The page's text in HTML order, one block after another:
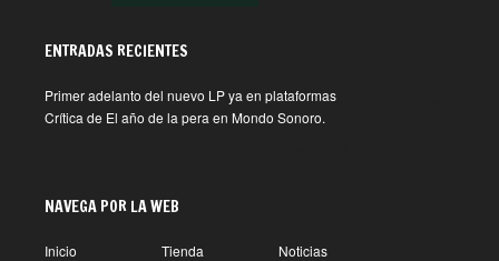
ENTRADAS RECIENTES
Primer adelanto del nuevo LP ya en plataformas
Crítica de El año de la pera en Mondo Sonoro.
NAVEGA POR LA WEB
Inicio Tienda
Noticias